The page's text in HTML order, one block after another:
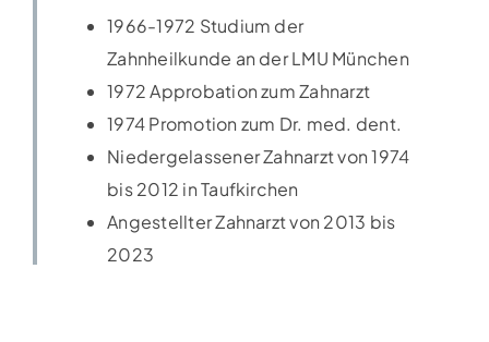
1966-1972 Studium der
Zahnheilkunde an der LMU München
1972 Approbation zum Zahnarzt
1974 Promotion zum Dr. med. dent.
Niedergelassener Zahnarzt von 1974
bis 2012 in Taufkirchen
Angestellter Zahnarzt von 2013 bis
2023